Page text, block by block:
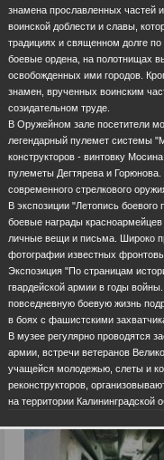
знамена прославленных частей
воинской доблести и славы,
традициях и священном долге
боевые ордена, на полотнищах
освобожденных ими городов.
знамен, врученных воинским
созидательном труде.
В Оружейном зале посетители
легендарный пулемет системы
конструкторов - винтовку
пулеметы Дегтярева и
современного стрелкового
В экспозиции "Летопись
боевые награды
личные вещи и письма. Широко
фотографии известных
Экспозиция "По страницам
гвардейской армии в годы
повседневную боевую жизнь
в боях с фашистскими
В музее регулярно проводятся
армии, встречи ветеранов
учащейся молодежью, слеты и
реконструкторов,
на территории Калининградской